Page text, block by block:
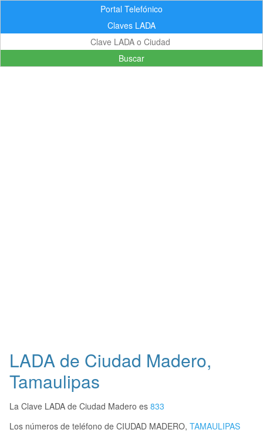
Portal Telefónico
Claves LADA
Buscar
LADA de Ciudad Madero,
Tamaulipas
La Clave LADA de Ciudad Madero es 833
Los números de teléfono de CIUDAD MADERO, TAMAULIPAS